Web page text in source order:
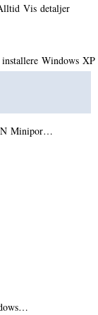
Vis detaljer
installere Windows XP
Minipor…